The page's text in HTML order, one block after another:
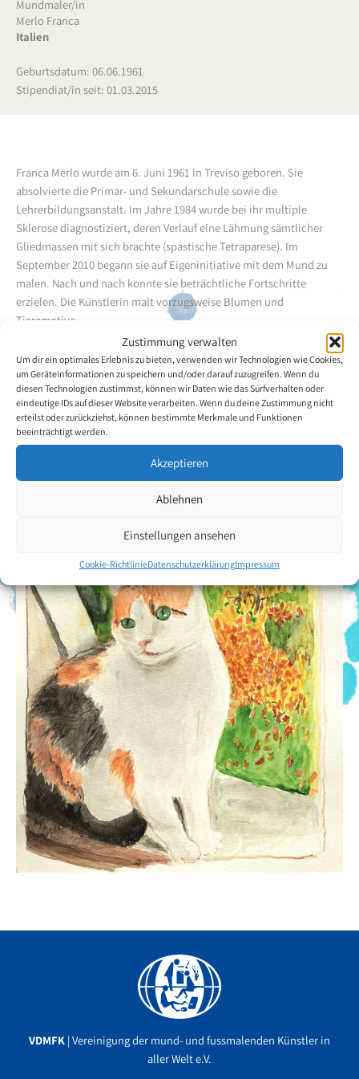
Zustimmung verwalten
Um dir ein optimales Erlebnis zu bieten, verwenden wir Technologien wie Cookies,
um Geräteinformationen zu speichern und/oder darauf zuzugreifen. Wenn du
diesen Technologien zustimmst, können wir Daten wie das Surfverhalten oder
eindeutige IDs auf dieser Website verarbeiten. Wenn du deine Zustimmung nicht
erteilst oder zurückziehst, können bestimmte Merkmale und Funktionen
beeinträchtigt werden.
Akzeptieren
Ablehnen
Einstellungen ansehen
Cookie-RichtlinieDatenschutzerklärungImpressum
Mundmaler/in
Merlo Franca
Italien
Geburtsdatum: 06.06.1961
Stipendiat/in seit: 01.03.2015
Franca Merlo wurde am 6. Juni 1961 in Treviso geboren. Sie
absolvierte die Primar- und Sekundarschule sowie die
Lehrerbildungsanstalt. Im Jahre 1984 wurde bei ihr multiple
Sklerose diagnostiziert, deren Verlauf eine Lähmung sämtlicher
Gliedmassen mit sich brachte (spastische Tetraparese). Im
September 2010 begann sie auf Eigeninitiative mit dem Mund zu
malen. Nach und nach konnte sie beträchtliche Fortschritte
erzielen. Die Künstlerin malt vorzugsweise Blumen und
Tieremotive.
Zurück zur Künstlerübersicht
VDMFK | Vereinigung der mund- und fussmalenden Künstler in
aller Welt e.V.
Facebook
YouTube
Instagram